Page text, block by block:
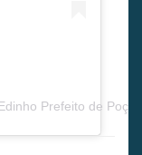
Prefeito de Poço